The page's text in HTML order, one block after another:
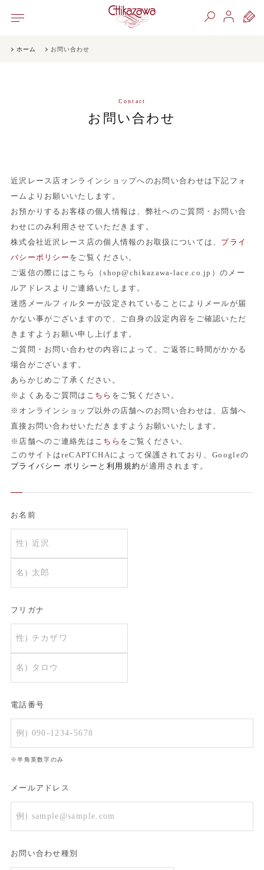
ホーム お問い合わせ
Contact
お問い合わせ
近沢レース店オンラインショップへのお問い合わせは下記フォ
ームよりお願いいたします。
お預かりするお客様の個人情報は、弊社へのご質問・お問い合
わせにのみ利用させていただきます。
株式会社近沢レース店の個人情報のお取扱については、 プライ
バシーポリシー をご覧ください。
ご返信の際にはこちら（shop@chikazawa-lace.co.jp）のメー
ルアドレスよりご連絡いたします。
迷惑メールフィルターが設定されていることによりメールが届
かない事がございますので、ご自身の設定内容をご確認いただ
きますようお願い申し上げます。
ご質問・お問い合わせの内容によって、ご返答に時間がかかる
場合がございます。
あらかじめご了承ください。
※よくあるご質問は こちら をご覧ください。
※オンラインショップ以外の店舗へのお問い合わせは、店舗へ
直接お問い合わせいただきますようお願いいたします。
※店舗へのご連絡先は こちら をご覧ください。
このサイトはreCAPTCHAによって保護されており、Googleの
プライバシー ポリシー と 利用規約が適用されます。
お名前
フリガナ
電話番号
※半角英数字のみ
メールアドレス
お問い合わせ種別